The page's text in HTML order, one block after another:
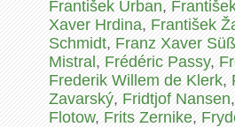
František Urban,
Xaver Hrdina,František
Schmidt,Franz Xaver
Mistral,Frédéric Passy,
Frederik Willem de Klerk,
Zavarský,Fridtjof Nansen
Flotow,Frits Zernike,